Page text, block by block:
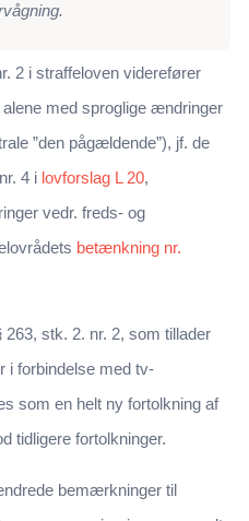
2 i straffeloven viderefører
med sproglige ændringer
”den pågældende”), jf. de
4 i lovforslag L 20,
vedr. freds- og
betænkning nr.
stk. 2. nr. 2, som tillader
i forbindelse med tv-
som en helt ny fortolkning af
tidligere fortolkninger.
bemærkninger til